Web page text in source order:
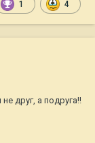
1 4
друг, а подруга!!